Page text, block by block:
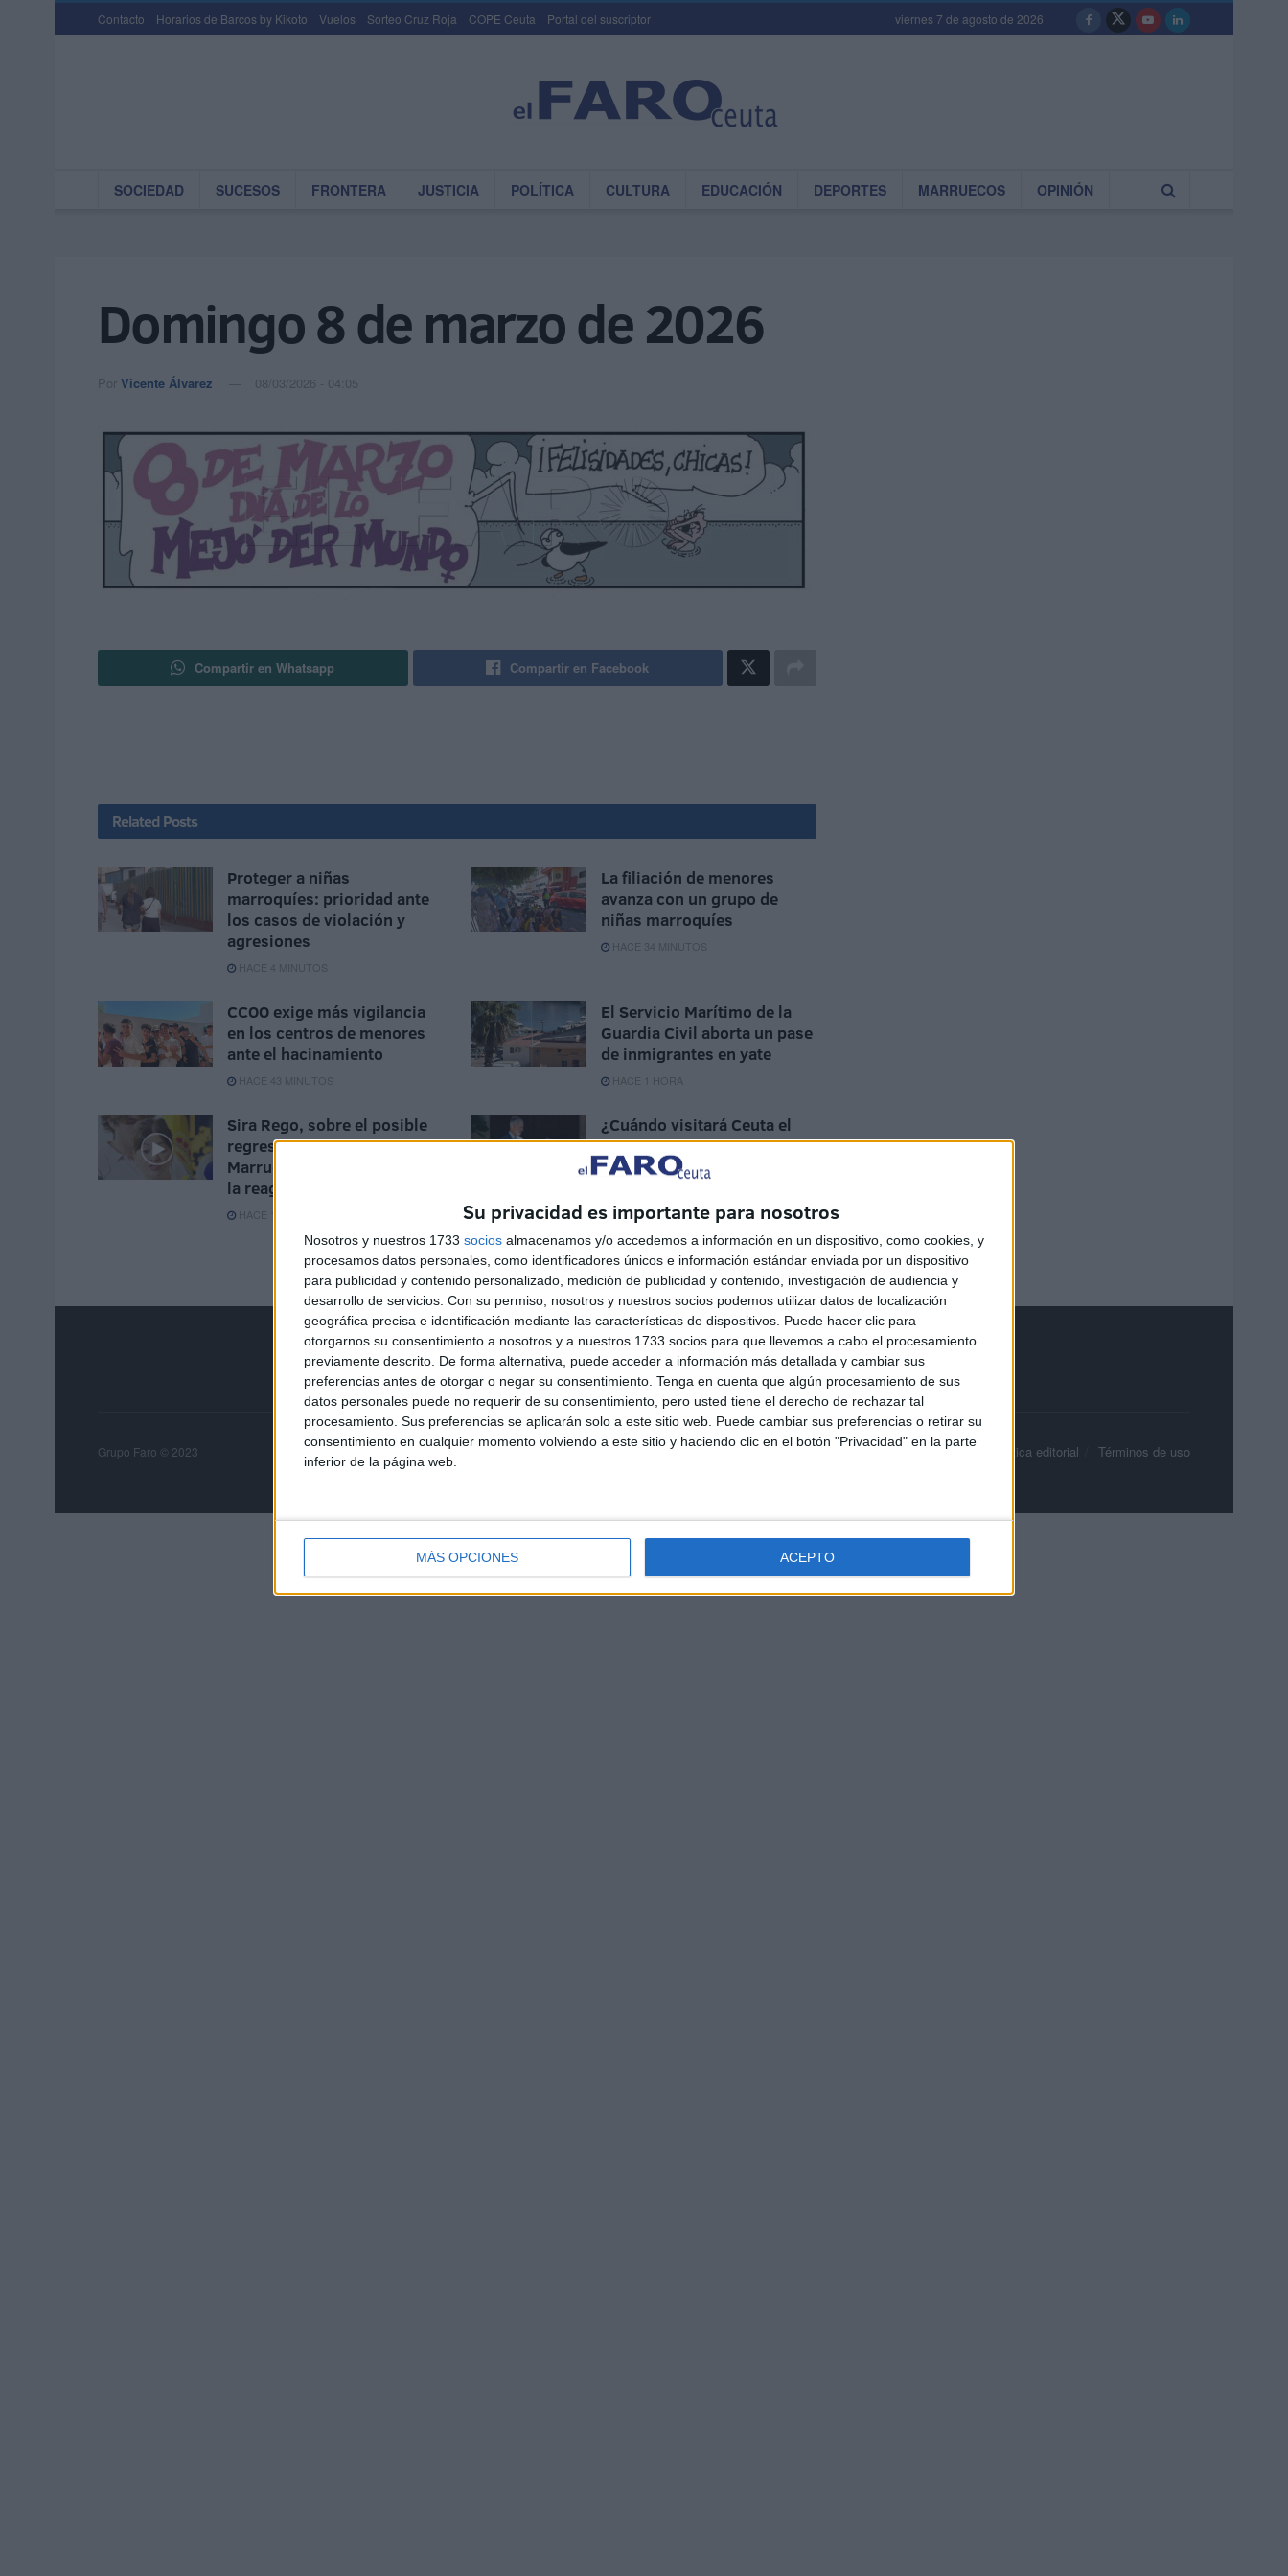
Su privacidad es importante para nosotros
Nosotros y nuestros 1733 socios almacenamos y/o accedemos a información en un dispositivo, como cookies, y
procesamos datos personales, como identificadores únicos e información estándar enviada por un dispositivo
para publicidad y contenido personalizado, medición de publicidad y contenido, investigación de audiencia y
desarrollo de servicios. Con su permiso, nosotros y nuestros socios podemos utilizar datos de localización
geográfica precisa e identificación mediante las características de dispositivos. Puede hacer clic para
otorgarnos su consentimiento a nosotros y a nuestros 1733 socios para que llevemos a cabo el procesamiento
previamente descrito. De forma alternativa, puede acceder a información más detallada y cambiar sus
preferencias antes de otorgar o negar su consentimiento. Tenga en cuenta que algún procesamiento de sus
datos personales puede no requerir de su consentimiento, pero usted tiene el derecho de rechazar tal
procesamiento. Sus preferencias se aplicarán solo a este sitio web. Puede cambiar sus preferencias o retirar su
consentimiento en cualquier momento volviendo a este sitio y haciendo clic en el botón "Privacidad" en la parte
inferior de la página web.
MÁS OPCIONES ACEPTO
Contacto Horarios de Barcos by Kikoto Vuelos Sorteo Cruz Roja COPE Ceuta Portal del suscriptor viernes 7 de agosto de 2026
SOCIEDAD SUCESOS FRONTERA JUSTICIA POLÍTICA CULTURA EDUCACIÓN DEPORTES MARRUECOS OPINIÓN
Domingo 8 de marzo de 2026
Por Vicente Álvarez 08/03/2026 - 04:05
Compartir en Whatsapp Compartir en Facebook
Related Posts
Proteger a niñas
marroquíes: prioridad ante
los casos de violación y
agresiones
HACE 4 MINUTOS
La filiación de menores
avanza con un grupo de
niñas marroquíes
HACE 34 MINUTOS
CCOO exige más vigilancia
en los centros de menores
ante el hacinamiento
HACE 43 MINUTOS
El Servicio Marítimo de la
Guardia Civil aborta un pase
de inmigrantes en yate
HACE 1 HORA
Sira Rego, sobre el posible
regreso de los menores a
Marruecos: “La prioridad es
la reagrupación familiar”
HACE 1 HORA
¿Cuándo visitará Ceuta el
Rey? El Gobierno responde
que "cuando sea oportuno"
Grupo Faro Publicidad Contacto Aviso legal – Protección de datos Política de cookies Política de privacidad Política editorial Términos de uso
Grupo Faro © 2023